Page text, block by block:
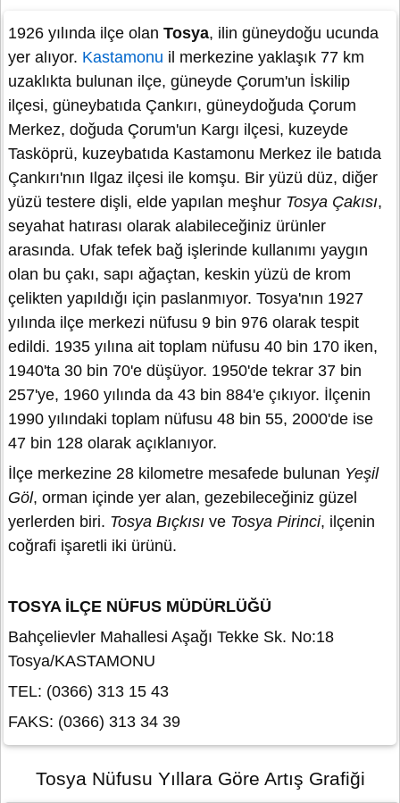
1926 yılında ilçe olan Tosya, ilin güneydoğu ucunda
yer alıyor. Kastamonu il merkezine yaklaşık 77 km
uzaklıkta bulunan ilçe, güneyde Çorum'un İskilip
ilçesi, güneybatıda Çankırı, güneydoğuda Çorum
Merkez, doğuda Çorum'un Kargı ilçesi, kuzeyde
Tasköprü, kuzeybatıda Kastamonu Merkez ile batıda
Çankırı'nın Ilgaz ilçesi ile komşu. Bir yüzü düz, diğer
yüzü testere dişli, elde yapılan meşhur Tosya Çakısı,
seyahat hatırası olarak alabileceğiniz ürünler
arasında. Ufak tefek bağ işlerinde kullanımı yaygın
olan bu çakı, sapı ağaçtan, keskin yüzü de krom
çelikten yapıldığı için paslanmıyor. Tosya'nın 1927
yılında ilçe merkezi nüfusu 9 bin 976 olarak tespit
edildi. 1935 yılına ait toplam nüfusu 40 bin 170 iken,
1940'ta 30 bin 70'e düşüyor. 1950'de tekrar 37 bin
257'ye, 1960 yılında da 43 bin 884'e çıkıyor. İlçenin
1990 yılındaki toplam nüfusu 48 bin 55, 2000'de ise
47 bin 128 olarak açıklanıyor.
İlçe merkezine 28 kilometre mesafede bulunan Yeşil
Göl, orman içinde yer alan, gezebileceğiniz güzel
yerlerden biri. Tosya Bıçkısı ve Tosya Pirinci, ilçenin
coğrafi işaretli iki ürünü.
TOSYA İLÇE NÜFUS MÜDÜRLÜĞÜ
Bahçelievler Mahallesi Aşağı Tekke Sk. No:18
Tosya/KASTAMONU
TEL: (0366) 313 15 43
FAKS: (0366) 313 34 39
Tosya Nüfusu Yıllara Göre Artış Grafiği